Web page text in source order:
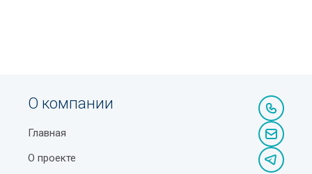
О компании
Главная
О проекте